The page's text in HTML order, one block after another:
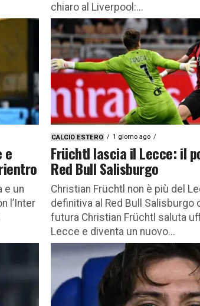
chiaro al Liverpool:...
e
e un
l’Inter
CALCIO ESTERO 1 giorno ago
Früchtl lascia il Lecce: il
Red Bull Salisburgo
Christian Früchtl non è più del
definitiva al Red Bull Salisburgo
futura Christian Früchtl saluta
Lecce e diventa un nuovo...